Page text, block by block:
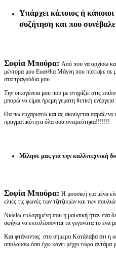
Υπάρχει κάποιος ή
συζήτηση και που
Σοφία Μπούρα: Από που να αρχίσω
μέντορα μου Ευανθία Μάγνη που πίστεψε σε
στα τραγούδια μου.
Την οικογένεια μου που με στηρίζει στις
μπορώ να είμαι ήρεμη γεμάτη θετική
Θα πω ευχαριστώ και ας ακούγεται παράξενο
πραγματικότητα όλα όσα ονειρεύτηκα!!!!!!!
Μίλησε μας για την καλλιτεχνική
Σοφία Μπούρα: Η μουσική για μένα
ελιές τις φωνές των τζιτζικιών και των
Νιώθω ευλογημένη που η μουσική ήταν ένα
αφήνω να εκτυλίσσονται τα γεγονότα το ένα
Και φτάνοντας στο σήμερα Κατάλαβα ότι η
απολαύσω όσα έχω κάνει μέχρι τώρα